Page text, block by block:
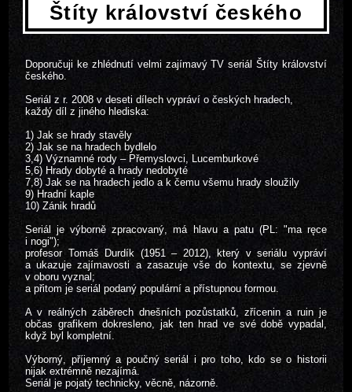
Štíty království českého
Doporučuji ke zhlédnutí velmi zajímavý TV seriál Štíty království
českého.
Seriál z r. 2008 v deseti dílech vypráví o českých hradech,
každý díl z jiného hlediska:
1) Jak se hrady stavěly
2) Jak se na hradech bydlelo
3,4) Významné rody – Přemyslovci, Lucemburkové
5,6) Hrady dobyté a hrady nedobyté
7,8) Jak se na hradech jedlo a k čemu všemu hrady sloužily
9) Hradní kaple
10) Zánik hradů
Seriál je výborně zpracovaný, má hlavu a patu (PL: "ma ręce
i nogi");
profesor Tomáš Durdík (1951 – 2012), který v seriálu vypráví
a ukazuje zajímavosti a zasazuje vše do kontextu, se zjevně
v oboru vyznal;
a přitom je seriál podaný populární a přístupnou formou.
A v reálných záběrech dnešních pozůstatků, zřícenin a ruin je
občas grafikem dokresleno, jak ten hrad ve své době vypadal,
když byl kompletní.
Výborný, příjemný a poučný seriál i pro toho, kdo se o historii
nijak extrémně nezajímá.
Seriál je pojatý technicky, věcně, názorně.